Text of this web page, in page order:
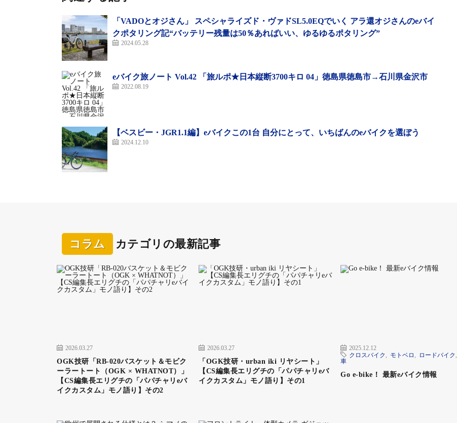
イタリアの「ファンティックeバイク」がリリースするイッシモシリーズだ。
では、イッシモを紹介する前にファンティックのことに触れておくと、ここは世界的に有名なモーター
サイクルのメーカーで、創業は1969年と古く、代表的なモデルはオフロードバイク。日本では「モータ
リスト」が輸入の窓口になっていて、ファンティックeバイクも同様にモータリストが扱っている。
このスクーターのようなeバイクで有明、お台場、青海という都会と港の組み合わせが楽しめる「東京
ならでは」のコースへ乗り出してみた。走って止まって、ときには押してクルマより細かく徒歩より広
く、そして楽しく走ってきた話を伝えさせてもらおう。
「VADOとオジさん」 スペシャライズド・ヴァドSL5.0EQでいく アラ還オジさんのeバイ
クポタリング記“バッテリー残量は50％あればいい、ゆるゆるポタリング”
2024.05.28
eバイク旅ノート Vol.42 「旅ルポ★日本縦断3700キロ 04」徳島県徳島市→石川県金沢市
2022.08.19
【ベスビー・JGR1.1編】eバイクこの1台 自分にとって、いちばんのeバイクを選ぼう
2024.12.10
コラム カテゴリの最新記事
2026.03.27
OGK技研「RB-020バスケット＆モビク
ーラートート（OGK × WHATNOT）」
【CS編集長エリグチの「パパチャリeバ
イクカスタム」モノ語り】その2
2026.03.27
「OGK技研・urban iki リヤシート」
【CS編集長エリグチの「パパチャリeバ
イクカスタム」モノ語り】その1
2025.12.12
クロスバイク
モトベロ ロードバイク
車
Go e-bike！ 最新eバイク情報